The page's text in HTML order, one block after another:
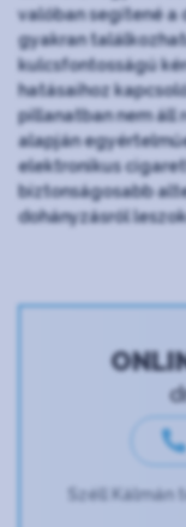
valóban segítené a
gyakran
kulcsfontosságú
hatásaihoz
pillanatban nem áll
alapján
elektronikus
biztonságosabb
dohányzásról
Széll Kálmán